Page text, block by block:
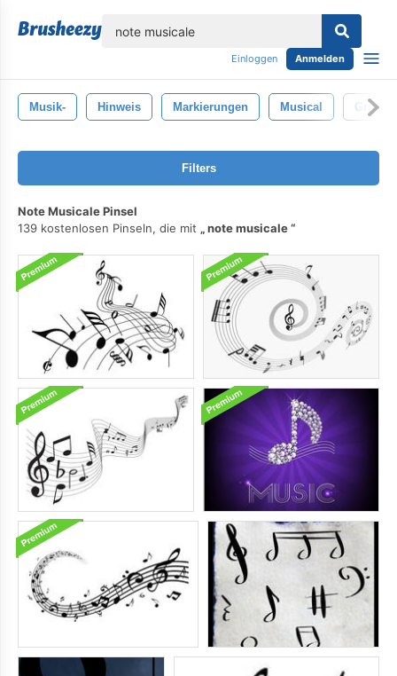
Einloggen Anmelden
Musik- Hinweis Markierungen Musical Grunge
Filters
Note Musicale Pinsel
139 kostenlosen Pinseln, die mit
note musicale